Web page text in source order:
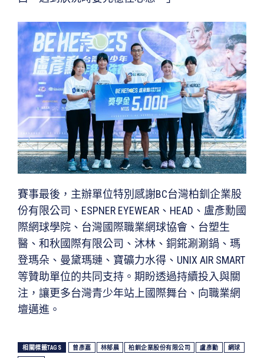
賽事最後，主辦單位特別感謝BC台灣柏釧企業股
份有限公司、ESPNER EYEWEAR、HEAD、盧彥勳國
際網球學院、台灣國際職業網球協會、台塑生
醫、和秋國際有限公司、沐林、銅錵涮涮鍋、瑪
登瑪朵、曼黛瑪璉、寶礦力水得、UNIX AIR SMART
等贊助單位的共同支持。期盼透過持續投入與關
注，讓更多台灣青少年站上國際舞台、向職業網
壇邁進。
相關標籤TAGS 曾彥嘉 林郁晨 柏釧企業股份有限公司 盧彥勳 網球